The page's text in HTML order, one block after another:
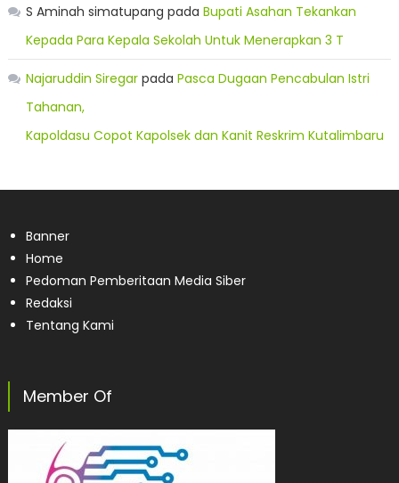
S Aminah simatupang pada Bupati Asahan Tekankan
Kepada Para Kepala Sekolah Untuk Menerapkan 3 T
Najaruddin Siregarpada Pasca Dugaan Pencabulan Istri
Tahanan,
Kapoldasu Copot Kapolsek dan Kanit Reskrim Kutalimbaru
Banner
Home
Pedoman Pemberitaan Media Siber
Redaksi
Tentang Kami
Member Of